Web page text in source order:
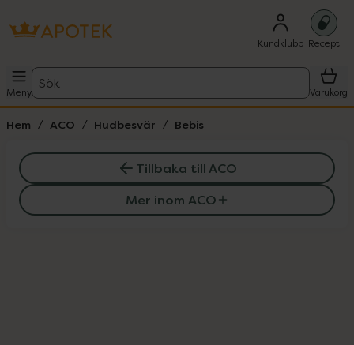
Kundklubb Recept
Meny
Sök
Varukorg
Hem ACO Hudbesvär Bebis
Tillbaka till ACO
Mer inom ACO